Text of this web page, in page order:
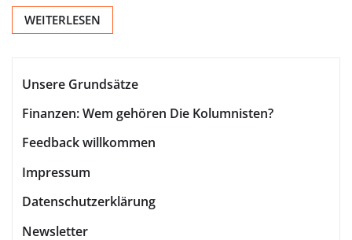
WEITERLESEN
Unsere Grundsätze
Finanzen: Wem gehören Die Kolumnisten?
Feedback willkommen
Impressum
Datenschutzerklärung
Newsletter